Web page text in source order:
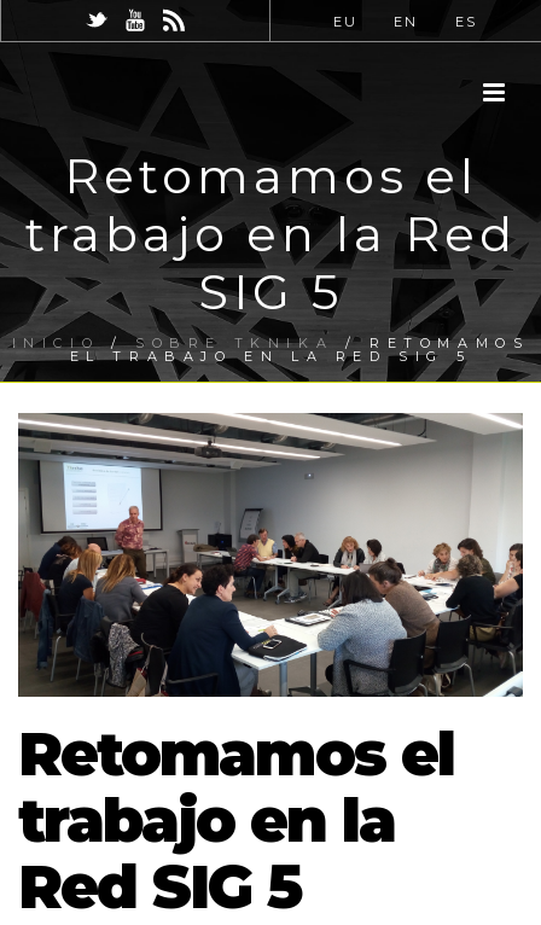
EU EN ES
Retomamos el
trabajo en la Red
SIG 5
INICIO/SOBRE TKNIKA / RETOMAMOS
EL TRABAJO EN LA RED SIG 5
Retomamos el
trabajo en la
Red SIG 5